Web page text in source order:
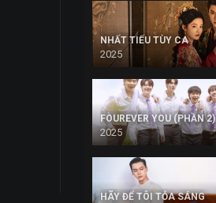
NHẤT TIẾU TÙY CA
2025
FOUREVER YOU (PHẦN 2)
2025
HÃY ĐỂ TÔI TỎA SÁNG